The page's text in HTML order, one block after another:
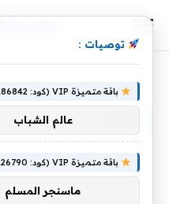
توصيات :
باقة متميزة VIP (كود: AA86842):
عالم الشباب
باقة متميزة VIP (كود: AA26790):
ماسنجر المسلم